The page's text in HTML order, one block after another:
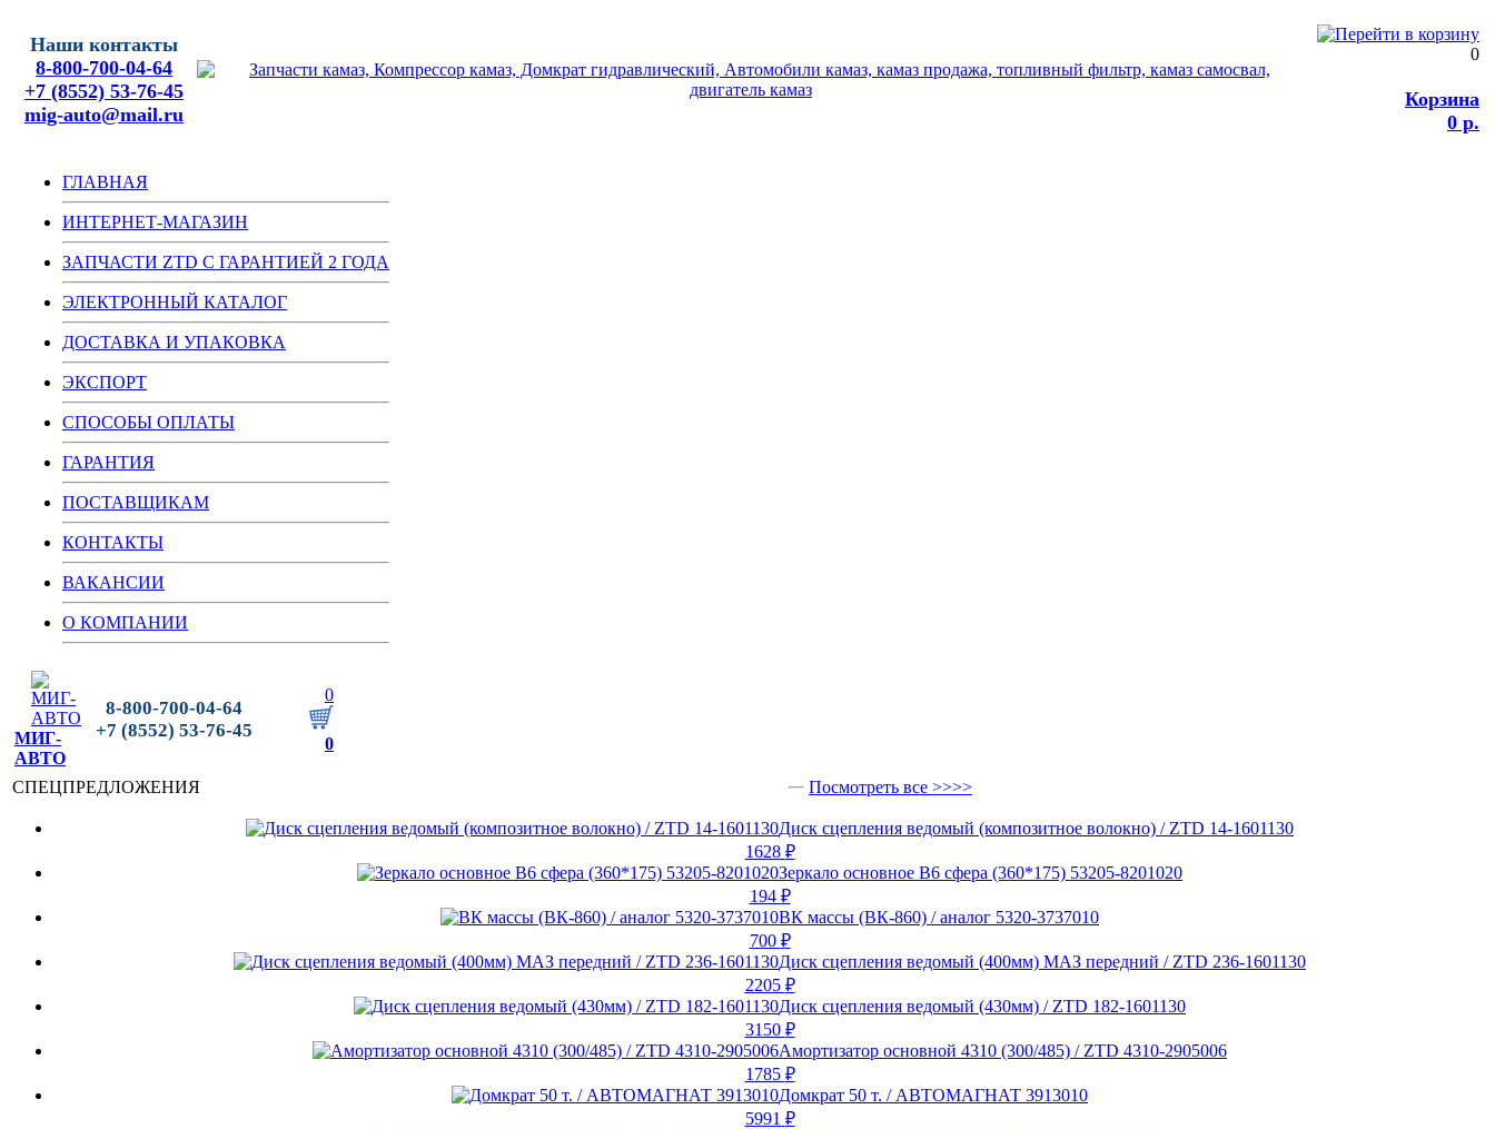
Наши контакты
8-800-700-04-64
+7 (8552) 53-76-45
mig-auto@mail.ru
0
Корзина
0 р.
ГЛАВНАЯ
ИНТЕРНЕТ-МАГАЗИН
ЗАПЧАСТИ ZTD С ГАРАНТИЕЙ 2 ГОДА
ЭЛЕКТРОННЫЙ КАТАЛОГ
ДОСТАВКА И УПАКОВКА
ЭКСПОРТ
СПОСОБЫ ОПЛАТЫ
ГАРАНТИЯ
ПОСТАВЩИКАМ
КОНТАКТЫ
ВАКАНСИИ
О КОМПАНИИ
МИГ-
АВТО
8-800-700-04-64
+7 (8552) 53-76-45
0
0
СПЕЦПРЕДЛОЖЕНИЯ Посмотреть все >>>>
Диск сцепления ведомый (композитное волокно) / ZTD 14-1601130
1628 ₽
Зеркало основное В6 сфера (360*175) 53205-8201020
194 ₽
ВК массы (ВК-860) / аналог 5320-3737010
700 ₽
Диск сцепления ведомый (400мм) МАЗ передний / ZTD 236-1601130
2205 ₽
Диск сцепления ведомый (430мм) / ZTD 182-1601130
3150 ₽
Амортизатор основной 4310 (300/485) / ZTD 4310-2905006
1785 ₽
Домкрат 50 т. / АВТОМАГНАТ 3913010
5991 ₽